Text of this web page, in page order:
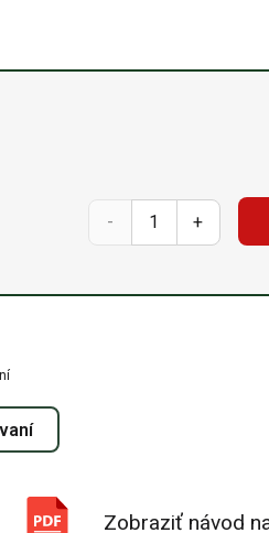
množstvo
Zobraziť návod